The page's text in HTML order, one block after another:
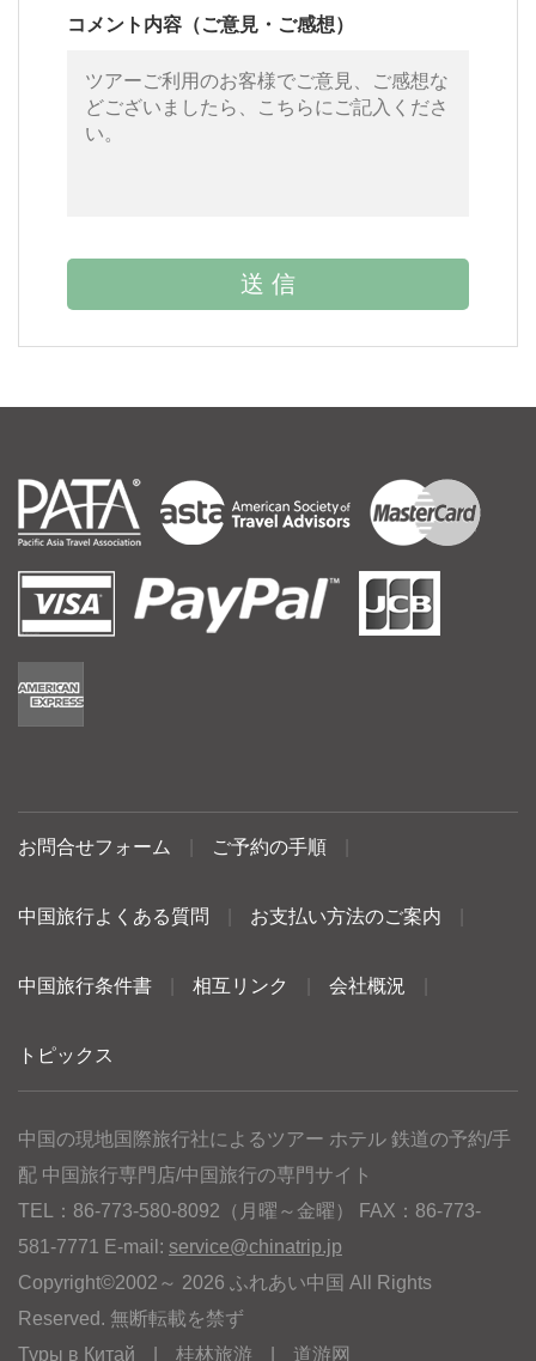
コメント内容（ご意見・ご感想）
お問合せフォーム ご予約の手順
中国旅行よくある質問 お支払い方法のご案内
中国旅行条件書 相互リンク 会社概況
トピックス
中国の現地国際旅行社によるツアー ホテル 鉄道の予約/手
配 中国旅行専門店/中国旅行の専門サイト
TEL：86-773-580-8092（月曜～金曜） FAX：86-773-
581-7771 E-mail: service@chinatrip.jp
Copyright©2002～ 2026 ふれあい中国 All Rights
Reserved. 無断転載を禁ず
Туры в Китай
桂林旅游 道游网